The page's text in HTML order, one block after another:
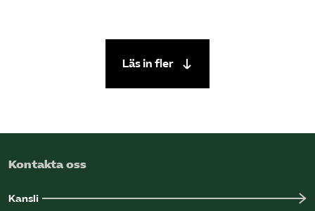
Läs in fler
Kontakta oss
Kansli